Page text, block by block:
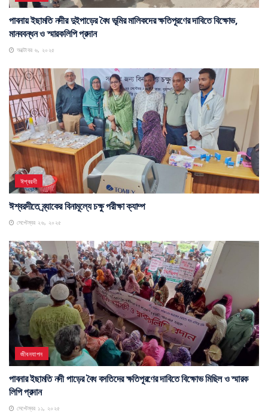
পাবনায় ইছামতি নদীর দুইপাড়ের বৈধ ভূমির মালিকদের ক্ষতিপূরণের দাবিতে বিক্ষোভ,
মানববন্ধন ও স্মারকলিপি প্রদান
অক্টোবর ৬, ২০২৫
ঈশ্বরদী
ঈশ্বরদীতে ব্র্যাকের বিনামূল্যে চক্ষু পরীক্ষা ক্যাম্প
সেপ্টেম্বর ২৬, ২০২৫
জীবনযাপন
পাবনার ইছামতি নদী পাড়ের বৈধ বসতিদের ক্ষতিপূরণের দাবিতে বিক্ষোভ মিছিল ও স্মারক
লিপি প্রদান
সেপ্টেম্বর ১১, ২০২৫